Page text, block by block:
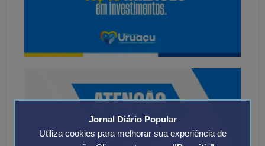
Jornal Diário Popular
Utiliza cookies para melhorar sua experiência de